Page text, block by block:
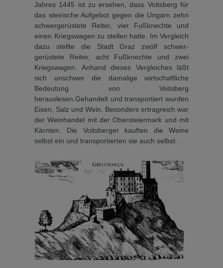
Jahres 1445 ist zu ersehen, dass Voitsberg für
das steirische Aufgebot gegen die Ungarn zehn
schwergerüstete Reiter, vier Fußknechte und
einen Kriegswagen zu stellen hatte. Im Vergleich
dazu stellte die Stadt Graz zwölf schwer­
gerüstete Reiter, acht Fußknechte und zwei
Kriegswagen. Anhand dieses Vergleiches läßt
sich unschwer die damalige wirtschaftliche
Bedeutung von Voitsberg
herauslesen.Gehandelt und transportiert wurden
Eisen, Salz und Wein. Besonders ertragreich war
der Weinhandel mit der Oberstei­ermark und mit
Kärnten. Die Voitsberger kauften die Weine
selbst ein und transportierten sie auch selbst.